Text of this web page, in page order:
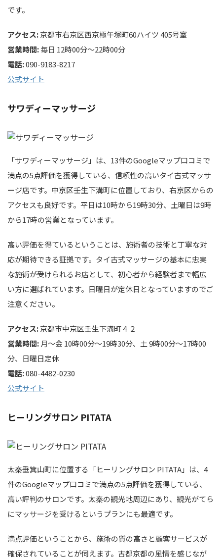
です。
アクセス:京都市右京区西京極午塚町60ハイツ 405号室
営業時間:毎日 12時00分～22時00分
電話:090-9183-8217
公式サイト
サワディーマッサージ
「サワディーマッサージ」は、13件のGoogleマップ口コミで
満点の5点評価を獲得している、信頼性の高いタイ古式マッサ
ージ店です。中京区壬生下溝町に位置しており、右京区からの
アクセスも良好です。平日は10時から19時30分、土曜日は9時
から17時の営業となっています。
高い評価を得ているということは、施術者の技術と丁寧な対
応が期待できる証拠です。タイ古式マッサージの基本に忠実
な施術が受けられるお店として、初心者から経験者まで幅広
い方に選ばれています。日曜日が定休日となっていますのでご
注意ください。
アクセス:京都市中京区壬生下溝町４２
営業時間: 月～金 10時00分～19時30分、土 9時00分～17時00
分、日曜日定休
電話:080-4482-0230
公式サイト
ヒーリングサロン PITATA
太秦垂箕山町に位置する「ヒーリングサロン PITATA」は、4
件のGoogleマップ口コミで満点の5点評価を獲得している、
高い評判のサロンです。太秦の観光地周辺にあり、観光がてら
にマッサージを受けるというプランにも最適です。
満点評価ということから、施術の質の高さと顧客サービスが
確保されていることが伺えます。古都京都の風情を感じなが